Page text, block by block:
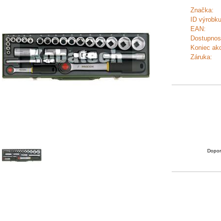
Značka:
ID
EAN:
Koniec
Záruka: